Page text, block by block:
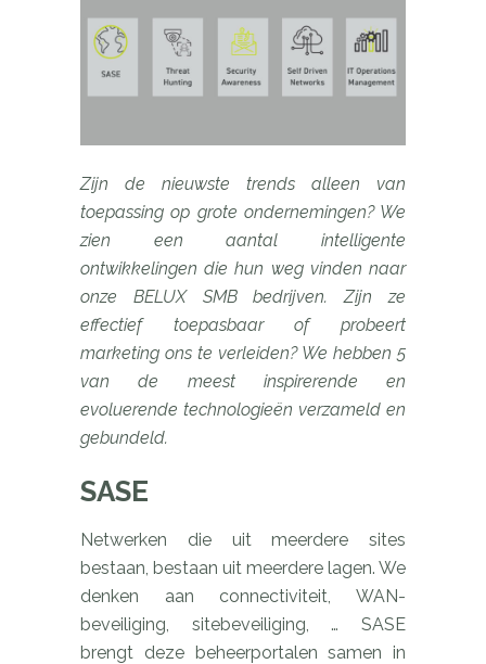
Zijn de nieuwste trends alleen van
toepassing op grote ondernemingen? We
zien een aantal intelligente
ontwikkelingen die hun weg vinden naar
onze BELUX SMB bedrijven. Zijn ze
effectief toepasbaar of probeert
marketing ons te verleiden? We hebben 5
van de meest inspirerende en
evoluerende technologieën verzameld en
gebundeld.
SASE
Netwerken die uit meerdere sites
bestaan, bestaan uit meerdere lagen. We
denken aan connectiviteit, WAN-
beveiliging, sitebeveiliging, … SASE
brengt deze beheerportalen samen in